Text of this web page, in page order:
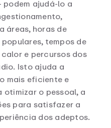
podem ajudá-lo a
áreas, horas de
tempos de
e percursos dos
Isto ajuda a
mais eficiente e
o pessoal, a
para satisfazer a
dos adeptos.